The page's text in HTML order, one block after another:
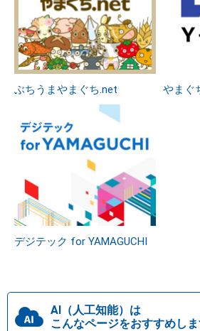
ぶちうまやまぐち.net やまぐ
デジテック for YAMAGUCHI
AI（人工知能）は
こんなページをおすすめし